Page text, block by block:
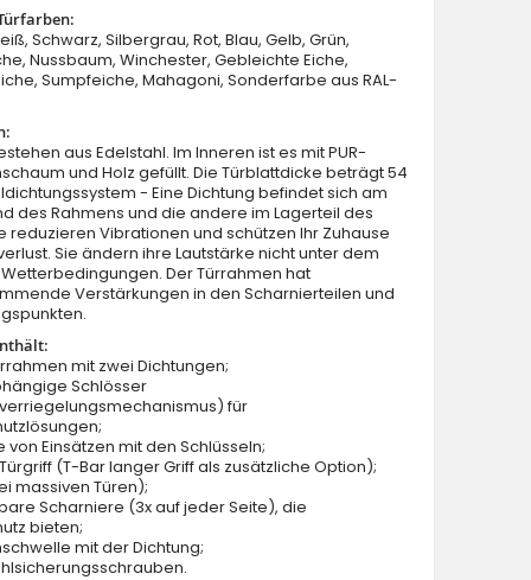
Fargo 26F T - Tür mit Seitenteilen
Schwarz, Silbergrau, Rot, Blau, Gelb, Grün,
Nussbaum, Winchester, Gebleichte Eiche,
Sumpfeiche, Mahagoni, Sonderfarbe aus RAL-
aus Edelstahl. Im Inneren ist es mit PUR-
und Holz gefüllt. Die Türblattdicke beträgt 54
- Eine Dichtung befindet sich am
des Rahmens und die andere im Lagerteil des
reduzieren Vibrationen und schützen Ihr Zuhause
Sie ändern ihre Lautstärke nicht unter dem
Wetterbedingungen. Der Türrahmen hat
Verstärkungen in den Scharnierteilen und
mit zwei Dichtungen;
Schlösser
für
von Einsätzen mit den Schlüsseln;
(T-Bar langer Griff als zusätzliche Option);
massiven Türen);
Scharniere (3x auf jeder Seite), die
bieten;
mit der Dichtung;